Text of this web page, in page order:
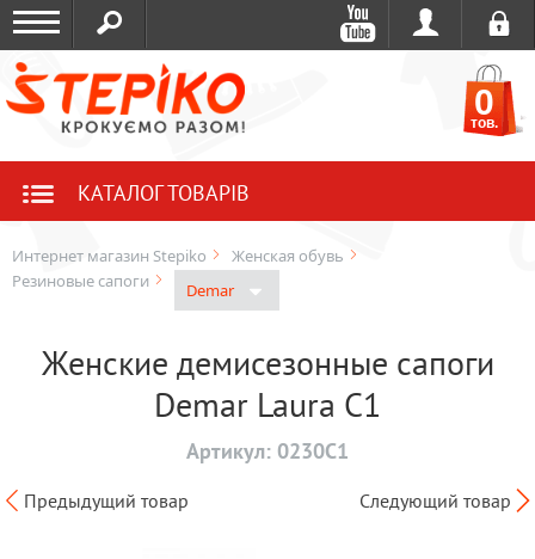
0
тов.
КАТАЛОГ ТОВАРІВ
Интернет магазин Stepiko
Женская обувь
Резиновые сапоги
Demar
Женские демисезонные сапоги
Demar Laura C1
Артикул: 0230C1
Предыдущий товар Следующий товар